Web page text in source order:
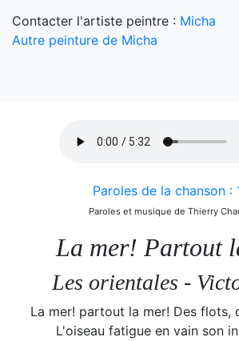
Contacter l'artiste peintre : Micha
Autre peinture de Micha
Paroles de la chanson :
Paroles et musique de Thierry
La mer! Partout
Les orientales -
La mer! partout la mer! Des flots,
L'oiseau fatigue en vain son